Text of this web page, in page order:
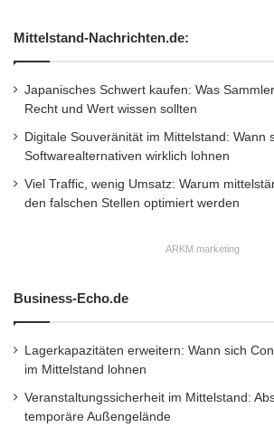
Mittelstand-Nachrichten.de:
Japanisches Schwert kaufen: Was
Recht und Wert wissen sollten
Digitale Souveränität im Mittelstand: Wann
Softwarealternativen wirklich lohnen
Viel Traffic, wenig Umsatz: Warum
den falschen Stellen optimiert werden
ARKM.marketing
Business-Echo.de
Lagerkapazitäten erweitern: Wann sich
im Mittelstand lohnen
Veranstaltungssicherheit im Mittelstand:
temporäre Außengelände